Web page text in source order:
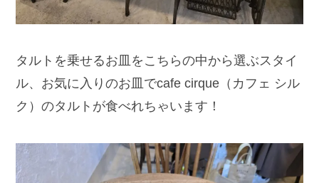
タルトを乗せるお皿をこちらの中から選ぶスタイ
ル、お気に入りのお皿でcafe cirque（カフェ シル
ク）のタルトが食べれちゃいます！